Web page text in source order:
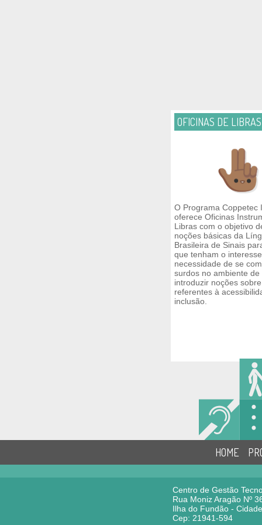
OFICINAS DE LIBRAS
O Programa Coppetec
oferece Oficinas
Libras com o objetivo
noções básicas da
Brasileira de Sinais
que tenham o
necessidade de se
surdos no ambiente de
introduzir noções
referentes à
inclusão.
HOME
Centro de Gestão
Rua Moniz Aragão Nº
Ilha do Fundão -
Cep: 21941-594